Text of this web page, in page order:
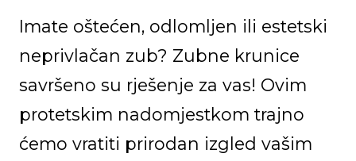
Imate oštećen, odlomljen ili estetski
neprivlačan zub? Zubne krunice
savršeno su rješenje za vas! Ovim
protetskim nadomjestkom trajno
ćemo vratiti prirodan izgled vašim